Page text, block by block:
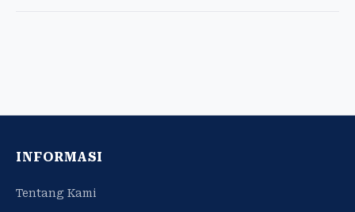
INFORMASI
Tentang Kami